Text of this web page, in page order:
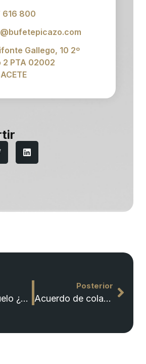
616 800
Gallego, 10 2º
2 PTA 02002
Cláusula Suelo ¿Qué ocurre si he firmado un acuerdo privado con el banco?
Posterior
Acuerdo de colaboración con Diducit Abogados